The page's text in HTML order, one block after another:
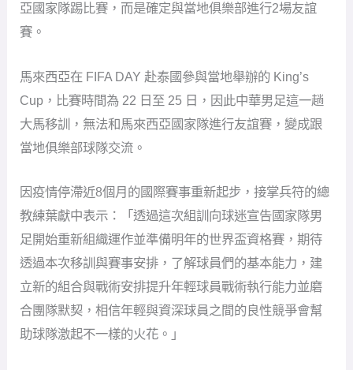
亞國家隊踢比賽，而是確定與當地俱樂部進行2場友誼
賽。
馬來西亞在 FIFA DAY 赴泰國參與當地舉辦的 King’s
Cup，比賽時間為 22 日至 25 日，因此中華男足這一趟
大馬移訓，無法和馬來西亞國家隊進行友誼賽，變成跟
當地俱樂部球隊交流。
因疫情停滯近8個月的國際賽事重新起步，接掌兵符的總
教練葉獻中表示：「透過這次組訓向球迷宣告國家隊男
足開始重新組織運作並準備明年的世界盃資格賽，期待
透過本次移訓與賽事安排，了解球員們的基本能力，建
立新的組合與戰術安排提升年輕球員戰術執行能力並磨
合團隊默契，相信年輕與資深球員之間的良性競爭會幫
助球隊激起不一樣的火花。」